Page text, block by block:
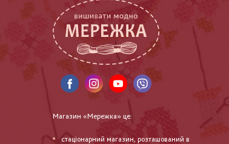
Магазин «Мережка» це:
стаціонарний магазин, розташований в